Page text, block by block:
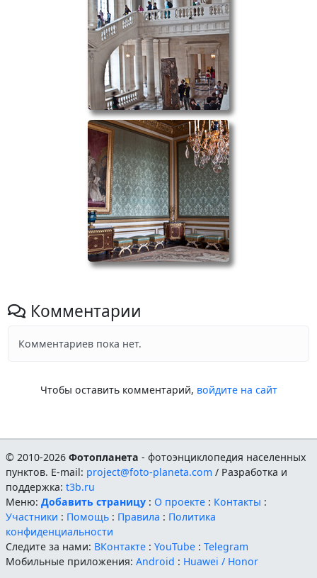
Комментарии
Комментариев пока нет.
Чтобы оставить комментарий, войдите на сайт
© 2010-2026Фотопланета - фотоэнциклопедия населенных
пунктов. E-mail: project@foto-planeta.com / Разработка и
поддержка:t3b.ru
Меню:Добавить страницу : О проекте : Контакты :
Участники : Помощь : Правила : Политика
конфиденциальности
Следите за нами: ВКонтакте :YouTube :Telegram
Мобильные приложения:Android : Huawei / Honor